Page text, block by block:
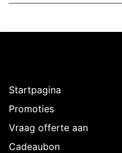
Startpagina
Promoties
Vraag offerte aan
Cadeaubon